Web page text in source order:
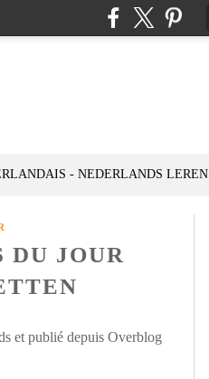
- NEDERLANDS LEREN
JOUR
et publié depuis Overblog